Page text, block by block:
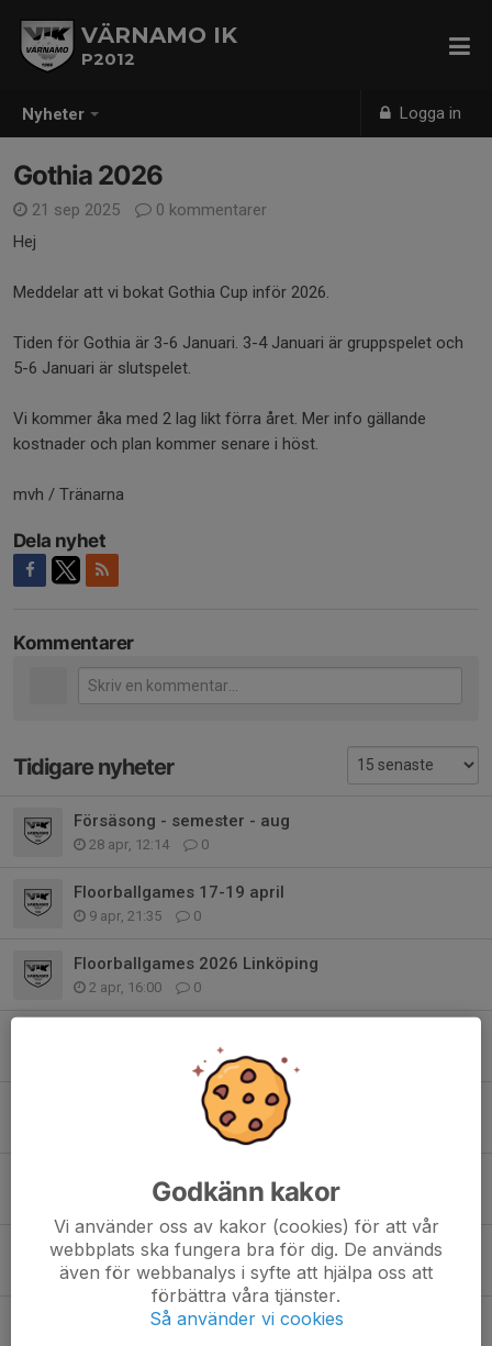
Nyheter Logga in
VÄRNAMO IK
P2012
Gothia 2026
21 sep 2025
0 kommentarer
Hej
Meddelar att vi bokat Gothia Cup inför 2026.
Tiden för Gothia är 3-6 Januari. 3-4 Januari är gruppspelet och
5-6 Januari är slutspelet.
Vi kommer åka med 2 lag likt förra året. Mer info gällande
kostnader och plan kommer senare i höst.
mvh / Tränarna
Dela nyhet
Kommentarer
Tidigare nyheter
Försäsong - semester - aug
28 apr, 12:14 0
Floorballgames 17-19 april
9 apr, 21:35 0
Floorballgames 2026 Linköping
2 apr, 16:00 0
0
"Avslutnings cup 2026"
Gothia 2026
7 jan, 23:57 0
Gothia Innebandy Cup 2026
28 dec 2025 0
Fortnox cup 27/12
Godkänn kakor
Vi använder oss av kakor (cookies) för att vår
webbplats ska fungera bra för dig. De används
även för webbanalys i syfte att hjälpa oss att
förbättra våra tjänster.
Så använder vi cookies